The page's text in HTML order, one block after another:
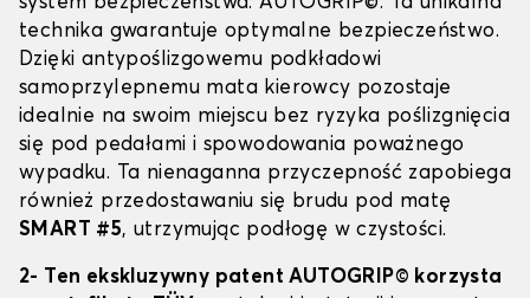
technika gwarantuje optymalne bezpieczeństwo.
Dzięki antypoślizgowemu podkładowi
samoprzylepnemu mata kierowcy pozostaje
idealnie na swoim miejscu bez ryzyka poślizgnięcia
się pod pedałami i spowodowania poważnego
wypadku. Ta nienaganna przyczepność zapobiega
również przedostawaniu się brudu pod matę
SMART #5, utrzymując podłogę w czystości.
2- Ten ekskluzywny patent AUTOGRIP© korzysta